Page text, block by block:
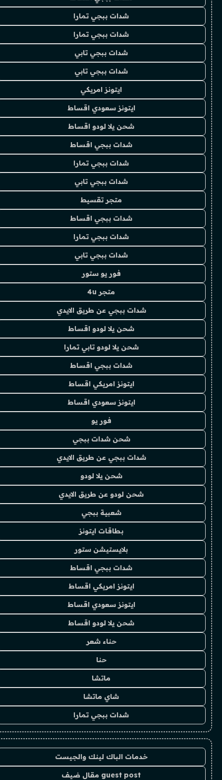
شدات ببجي تمارا
شدات ببجي تمارا
شدات ببجي تابي
شدات ببجي تابي
ايتونز امريكي
ايتونز سعودي اقساط
شحن يلا لودو اقساط
شدات ببجي اقساط
شدات ببجي تمارا
شدات ببجي تابي
متجر تقسيط
شدات ببجي اقساط
شدات ببجي تمارا
شدات ببجي تابي
فور يو ستور
متجر 4u
شدات ببجي عن طريق الايدي
شحن يلا لودو اقساط
شحن يلا لودو تابي تمارا
شدات ببجي اقساط
ايتونز امريكي اقساط
ايتونز سعودي اقساط
فور يو
شحن شدات ببجي
شدات ببجي عن طريق الايدي
شحن يلا لودو
شحن لودو عن طريق الايدي
شعبية ببجي
بطاقات ايتونز
بلايستيشن ستور
شدات ببجي اقساط
ايتونز امريكي اقساط
ايتونز سعودي اقساط
شحن يلا لودو اقساط
حناء شعر
حنا
ماتشا
شاي ماتشا
شدات ببجي تمارا
خدمات الباك لينك والجيست
guest post مقال ضيف